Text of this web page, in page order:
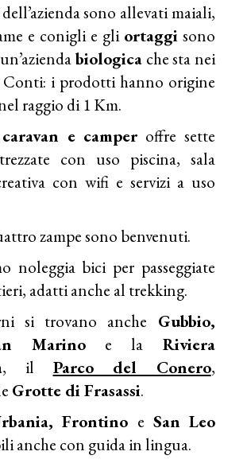
sono allevati maiali,
e conigli e gli ortaggisono
biologica che sta nei
i prodotti hanno origine
raggio di 1 Km.
e camper offre sette
con uso piscina, sala
con wifi e servizi a uso
zampe sono benvenuti.
noleggia bici per passeggiate
adatti anche al trekking.
si trovano anche Gubbio,
Marinoe la Riviera
, il Parco del Conero,
Grotte di Frasassi.
Frontino e San Leo
anche con guida in lingua.